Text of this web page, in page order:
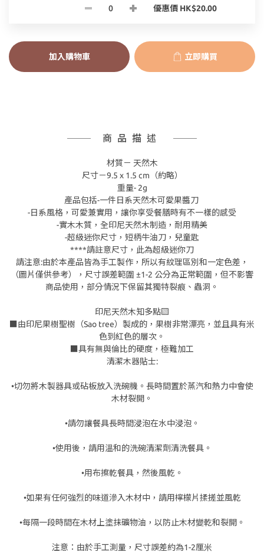
優惠價 HK$20.00
加入購物車 立即購買
商品描述
材質－ 天然木
尺寸－9.5 x 1.5 cm（約略）
重量- 2g
產品包括-一件日系天然木可愛果醬刀
-日系風格，可愛兼實用，讓你享受餐膳時有不一樣的感受
-實木木質，全印尼天然木制造，耐用精美
-超級迷你尺寸，短柄牛油刀，兒童匙
****請註意尺寸，此為超級迷你刀
請注意:由於本產品皆為手工製作，所以有紋理區別和一定色差，
（圖片僅供參考），尺寸誤差範圍 ±1-2 公分為正常範圍，但不影響
商品使用，部分情況下保留其獨特裂痕、蟲洞。
印尼天然木知多點▧
■由印尼果樹聖樹（Sao tree）製成的，果樹非常漂亮，並且具有米
色到紅色的層次。
■具有無與倫比的硬度，極難加工
清潔木器貼士:
•切勿將木製器具或砧板放入洗碗機。長時間置於蒸汽和熱力中會使
木材裂開。
•請勿讓餐具長時間浸泡在水中浸泡。
•使用後，請用溫和的洗碗清潔劑清洗餐具。
•用布擦乾餐具，然後風乾。
•如果有任何強烈的味道滲入木材中，請用檸檬片揉搓並風乾
•每隔一段時間在木材上塗抹礦物油，以防止木材變乾和裂開。
注意：由於手工測量，尺寸誤差約為1-2厘米